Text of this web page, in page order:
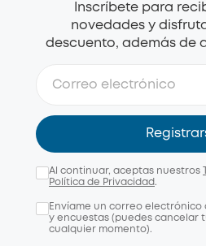
Inscríbete para
novedades y
descuento, además de
Al continuar, aceptas nuestros
Política de Privacidad.
Envíame un correo
y encuestas (puedes cancelar
cualquier momento).